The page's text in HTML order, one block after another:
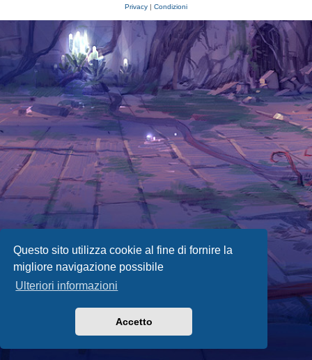
Questo sito utilizza cookie al fine di fornire la
migliore navigazione possibile
Ulteriori informazioni
Accetto
Privacy | Condizioni